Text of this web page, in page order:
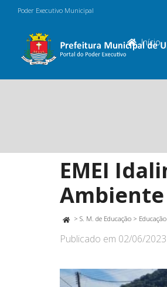
Poder Executivo Municipal
Início
EMEI
Ambiente
> S. M. de Educação >
Publicado em 02/06/2023